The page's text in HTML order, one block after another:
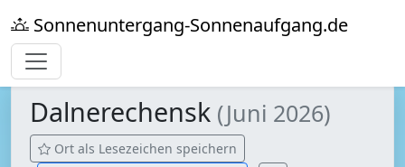
Sonnenuntergang-Sonnenaufgang.de
Dalnerechensk (Juni 2026)
Ort als Lesezeichen speichern